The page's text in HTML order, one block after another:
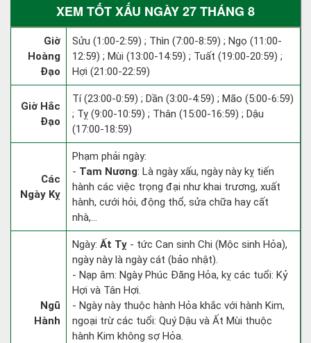
XEM TỐT XẤU NGÀY 27 THÁNG 8
Giờ
Hoàng
Đạo
Sửu (1:00-2:59) ; Thìn (7:00-8:59) ; Ngọ (11:00-
12:59) ; Mùi (13:00-14:59) ; Tuất (19:00-20:59) ;
Hợi (21:00-22:59)
Giờ Hắc
Đạo
Tí (23:00-0:59) ; Dần (3:00-4:59) ; Mão (5:00-6:59)
; Tỵ (9:00-10:59) ; Thân (15:00-16:59) ; Dậu
(17:00-18:59)
Các
Ngày Kỵ
Phạm phải ngày:
- Tam Nương: Là ngày xấu, ngày này kỵ tiến
hành các việc trọng đại như khai trương, xuất
hành, cưới hỏi, động thổ, sửa chữa hay cất
nhà,...
Ngũ
Hành
Ngày: Ất Tỵ - tức Can sinh Chi (Mộc sinh Hỏa),
ngày này là ngày cát (bảo nhật).
- Nạp âm: Ngày Phúc Đăng Hỏa, kỵ các tuổi: Kỷ
Hợi và Tân Hợi.
- Ngày này thuộc hành Hỏa khắc với hành Kim,
ngoại trừ các tuổi: Quý Dậu và Ất Mùi thuộc
hành Kim không sợ Hỏa.